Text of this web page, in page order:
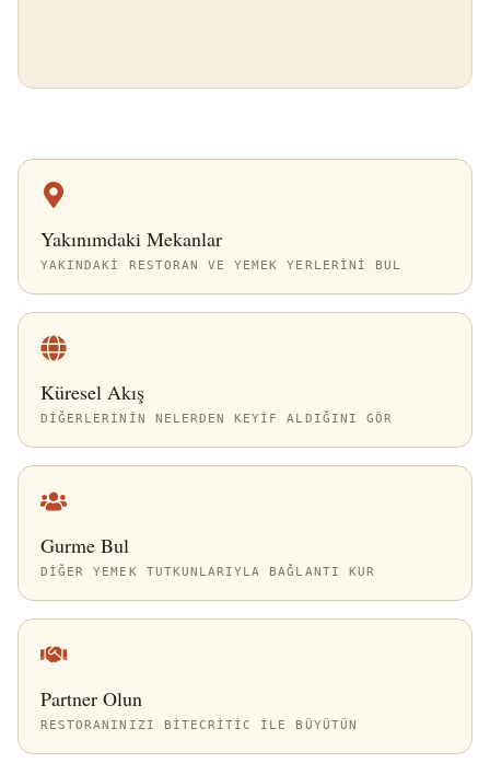
Yakınımdaki Mekanlar
YAKINDAKI RESTORAN VE YEMEK YERLERINI BUL
Küresel Akış
DIĞERLERININ NELERDEN KEYIF ALDIĞINI GÖR
Gurme Bul
DIĞER YEMEK TUTKUNLARIYLA BAĞLANTI KUR
Partner Olun
RESTORANINIZI BITECRITIC ILE BÜYÜTÜN